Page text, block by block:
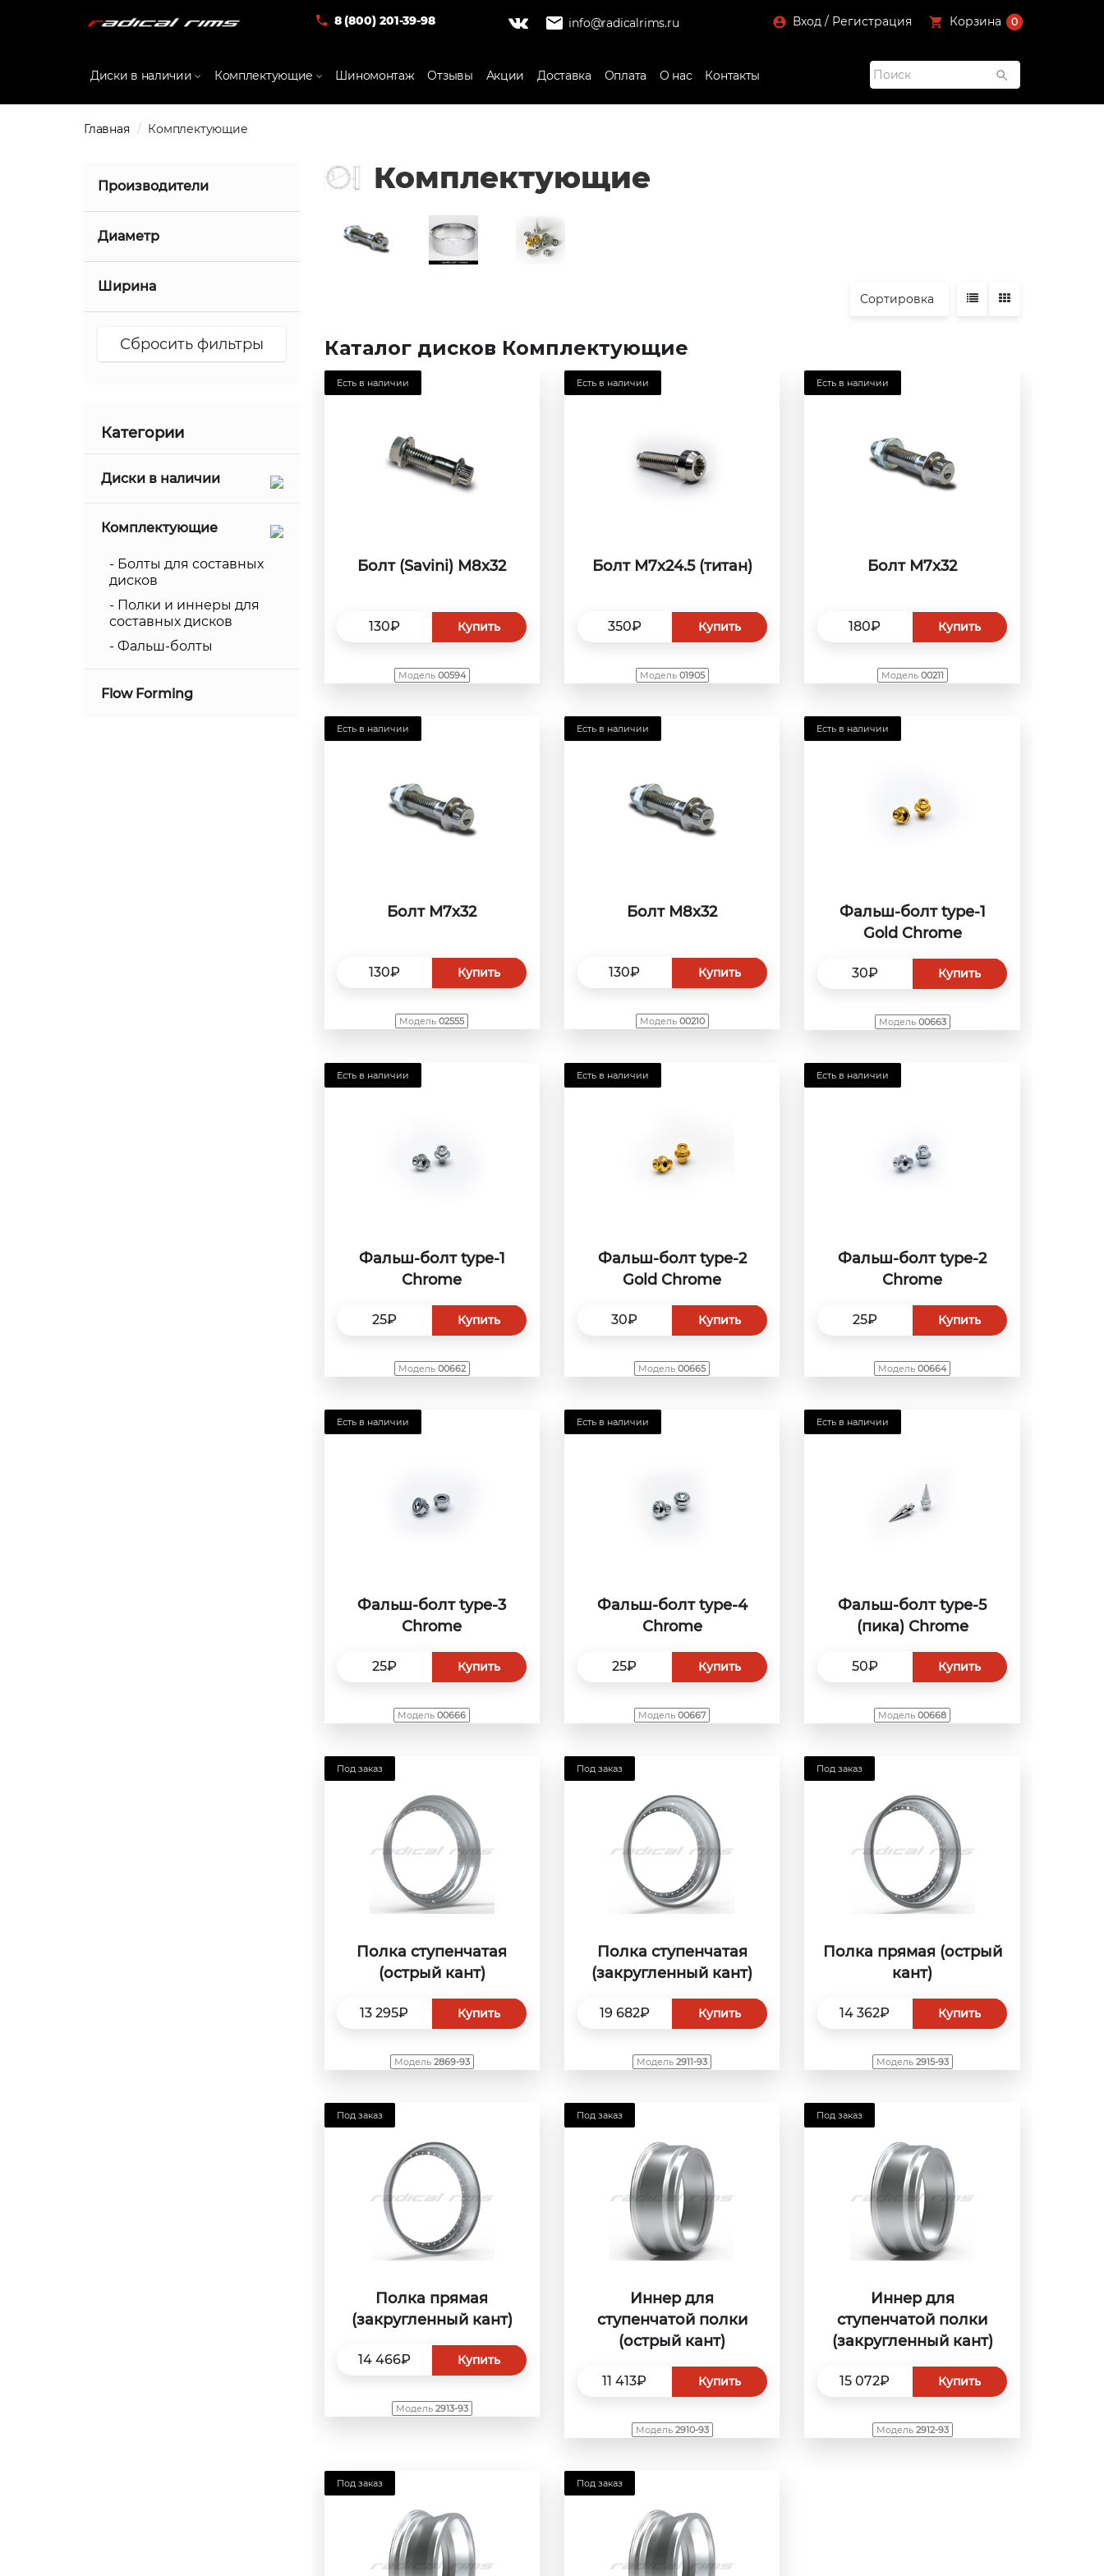
8 (800) 201-39-98 info@radicalrims.ru Вход / Регистрация Корзина 0
Диски в наличии Комплектующие Шиномонтаж Отзывы Акции Доставка Оплата О нас Контакты
Главная Комплектующие
Производители
Диаметр
15
16
20
23
24
Ширина
1.25
1.75
2
2.5
2.75
Категории
Диски в наличии
Комплектующие
- Болты для составных
дисков
- Полки и иннеры для
составных дисков
- Фальш-болты
Flow Forming
Комплектующие
Сортировка
Каталог дисков Комплектующие
Болт (Savini) М8x32
130₽ Купить
Есть в наличии
Модель 00594
Болт М7x24.5 (титан)
350₽ Купить
Есть в наличии
Модель 01905
Болт М7x32
180₽ Купить
Есть в наличии
Модель 00211
Болт М7x32
130₽ Купить
Есть в наличии
Модель02555
Болт М8x32
130₽ Купить
Есть в наличии
Модель 00210
Фальш-болт type-1
Gold Chrome
30₽ Купить
Есть в наличии
Модель 00663
Фальш-болт type-1
Сhrome
25₽ Купить
Есть в наличии
Модель 00662
Фальш-болт type-2
Gold Chrome
30₽ Купить
Есть в наличии
Модель00665
Фальш-болт type-2
Сhrome
25₽ Купить
Есть в наличии
Модель00664
Фальш-болт type-3
Сhrome
25₽ Купить
Есть в наличии
Модель00666
Фальш-болт type-4
Сhrome
25₽ Купить
Есть в наличии
Модель00667
Фальш-болт type-5
(пика) Сhrome
50₽ Купить
Есть в наличии
Модель00668
Полка ступенчатая
(острый кант)
13 295₽ Купить
Под заказ
Модель 2869-93
Полка ступенчатая
(закругленный кант)
19 682₽ Купить
Под заказ
Модель2911-93
Полка прямая (острый
кант)
14 362₽ Купить
Под заказ
Модель 2915-93
Полка прямая
(закругленный кант)
14 466₽ Купить
Под заказ
Модель 2913-93
Иннер для
ступенчатой полки
(острый кант)
11 413₽ Купить
Под заказ
Модель 2910-93
Иннер для
ступенчатой полки
(закругленный кант)
15 072₽ Купить
Под заказ
Модель 2912-93
Под заказ Под заказ